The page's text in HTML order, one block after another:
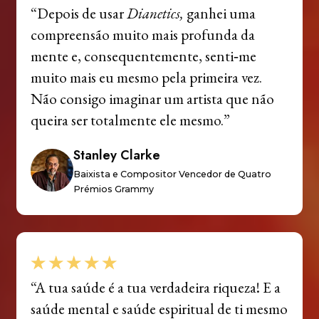
“Depois de usarDianetics, ganhei uma
compreensão muito mais profunda da
mente e, consequentemente, senti‑me
muito mais eu mesmo pela primeira vez.
Não consigo imaginar um artista que não
queira ser totalmente ele mesmo.”
Stanley Clarke
Baixista e Compositor Vencedor de Quatro
Prémios Grammy
“A tua saúde é a tua verdadeira riqueza! E a
saúde mental e saúde espiritual de ti mesmo